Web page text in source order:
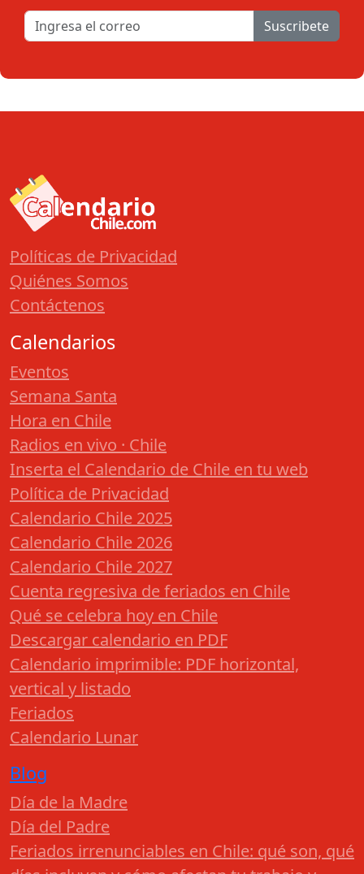
Suscribete
Políticas de Privacidad
Quiénes Somos
Contáctenos
Calendarios
Eventos
Semana Santa
Hora en Chile
Radios en vivo · Chile
Inserta el Calendario de Chile en tu web
Política de Privacidad
Calendario Chile 2025
Calendario Chile 2026
Calendario Chile 2027
Cuenta regresiva de feriados en Chile
Qué se celebra hoy en Chile
Descargar calendario en PDF
Calendario imprimible: PDF horizontal,
vertical y listado
Feriados
Calendario Lunar
Blog
Día de la Madre
Día del Padre
Feriados irrenunciables en Chile: qué son, qué